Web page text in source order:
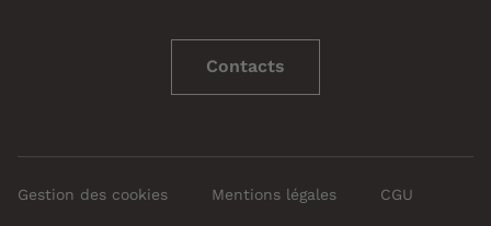
Contacts
Gestion des cookies Mentions légales CGU